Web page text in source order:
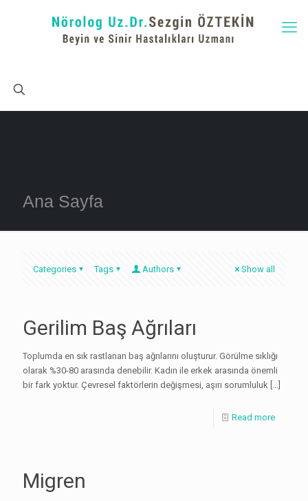
Ana Sayfa
Categories Tags Authors Show all
Gerilim Baş Ağrıları
Toplumda en sık rastlanan baş ağrılarını oluşturur. Görülme sıklığı
olarak %30-80 arasında denebilir. Kadın ile erkek arasında önemli
bir fark yoktur. Çevresel faktörlerin değişmesi, aşırı sorumluluk […]
Read more
Migren